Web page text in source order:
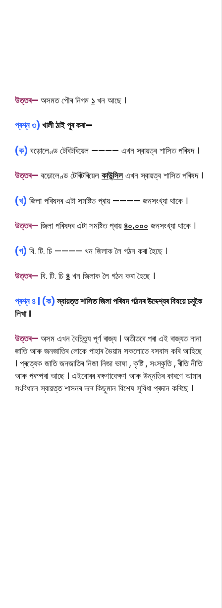
উত্তৰ— অসমত পৌৰ নিগম ১ খন আছে ।
প্ৰশ্ন৩) খালী ঠাই পূৰ কৰা—
(ক) বড়োলেণ্ড টেৰিটৰিয়েল ———— এখন স্বায়ত্ব শাসিত পৰিষদ ।
উত্তৰ— বড়োলেণ্ড টেৰিটৰিয়েল কাউন্সিলএখন স্বায়ত্ব শাসিত পৰিষদ ।
(খ) জিলা পৰিষদৰ এটা সমষ্টিত প্ৰায় ———— জনসংখ্যা থাকে ।
উত্তৰ— জিলা পৰিষদৰ এটা সমষ্টিত প্ৰায় ৪০,০০০ জনসংখ্যা থাকে ।
(গ) বি. টি. চি ———— খন জিলাক লৈ গঠন কৰা হৈছে ।
উত্তৰ— বি. টি. চি ৪ খন জিলাক লৈ গঠন কৰা হৈছে ।
প্ৰশ্ন ৪ (ক)স্বায়ত্ত শাসিত জিলা পৰিষদ গঠনৰ উদ্দেশ্যৰ বিষয়ে চমুকৈ
লিখা ।
উত্তৰ— অসম এখন বৈচিত্ৰ্য পূৰ্ণ ৰাজ্য । অতীতৰে পৰা এই ৰাজ্যত নানা
জাতি আৰু জনজাতিৰ লোকে পাহাৰ ভৈয়াম সকলোতে বসবাস কৰি আহিছে
। প্ৰত্যেক জাতি জনজাতিৰ নিজা নিজা ভাষা , কৃষ্টি , সংস্কৃতি , ৰীতি নীতি
আৰু পৰম্পৰা আছে । এইবোৰৰ ৰক্ষণাবেক্ষণ আৰু উন্নতিৰ কাৰণে আমাৰ
সংবিধানে স্বায়ত্ত শাসনৰ দৰে কিছুমান বিশেষ সুবিধা প্ৰদান কৰিছে ।